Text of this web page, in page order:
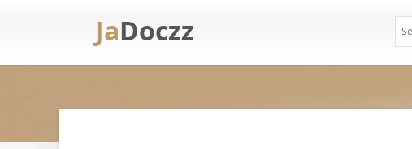
JaDoczz